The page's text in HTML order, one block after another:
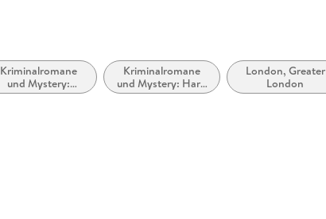
Kriminalromane
und Mystery:
Polizeiarbeit &
Kriminalromane
und Mystery: Hard
Boiled, Roman noir
London, Greater
London